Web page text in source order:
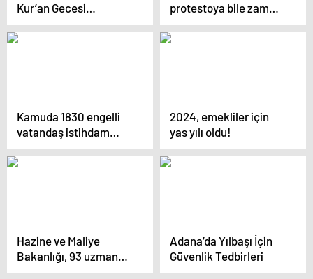
Kur’an Gecesi
Düzenlendi
protestoya bile zam
geldi
Kamuda 1830 engelli
vatandaş istihdam
edilecek
2024, emekliler için
yas yılı oldu!
Hazine ve Maliye
Bakanlığı, 93 uzman
yardımcısı alacak
Adana’da Yılbaşı İçin
Güvenlik Tedbirleri